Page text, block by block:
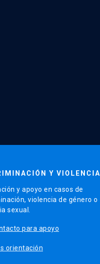
Y VIOLENCIA
y apoyo en casos de
violencia de género o
sexual.
para apoyo
orientación